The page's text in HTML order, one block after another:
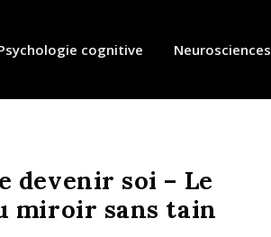
cognitive Neurosciences
devenir soi – Le
miroir sans tain